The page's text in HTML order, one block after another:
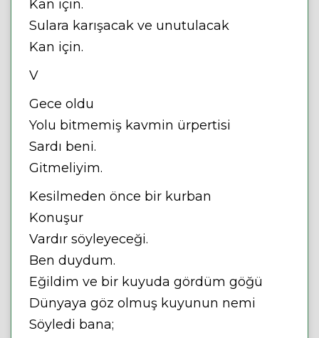
Kan için.
Sulara karışacak ve unutulacak
Kan için.
V
Gece oldu
Yolu bitmemiş kavmin ürpertisi
Sardı beni.
Gitmeliyim.
Kesilmeden önce bir kurban
Konuşur
Vardır söyleyeceği.
Ben duydum.
Eğildim ve bir kuyuda gördüm göğü
Dünyaya göz olmuş kuyunun nemi
Söyledi bana;